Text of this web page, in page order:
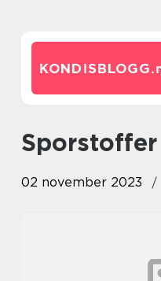
KONDISBLOGG.
sporstoffer
02 november 2023